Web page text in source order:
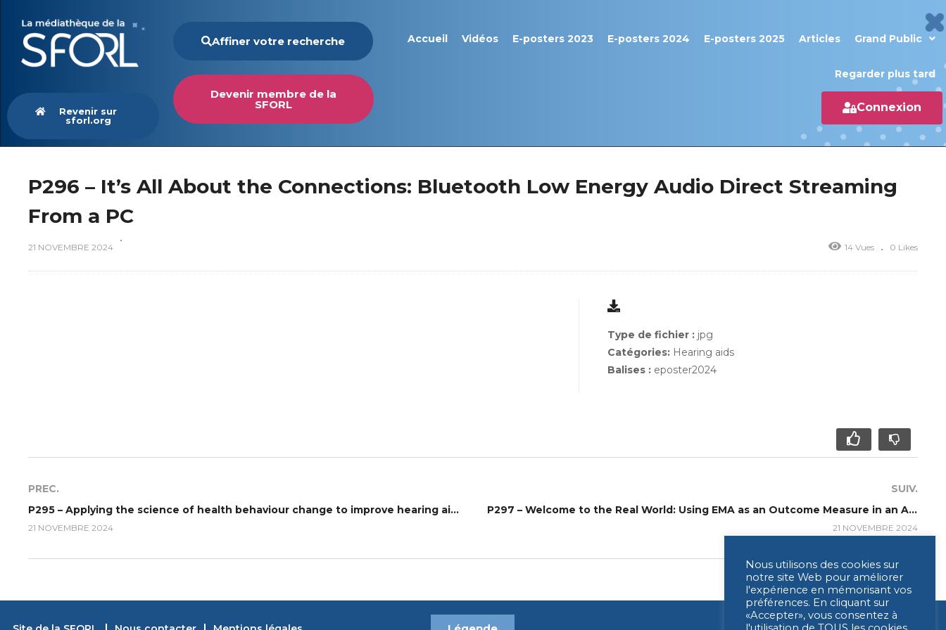
Revenir sur
sforl.org
Affiner votre recherche
Devenir membre de la
SFORL
Accueil Vidéos E-posters 2023 E-posters 2024 E-posters 2025 Articles Grand Public
Regarder plus tard
Connexion
P296 – It’s All About the Connections: Bluetooth Low Energy Audio Direct Streaming
From a PC
21 NOVEMBRE 2024 14 Vues 0 Likes
Type de fichier : jpg
Catégories: Hearing aids
Balises : eposter2024
PREC.
P295 – Applying the science of health behaviour change to improve hearing aid use: from theory to practice
21 NOVEMBRE 2024
SUIV.
P297 – Welcome to the Real World: Using EMA as an Outcome Measure in an Australian Market Trial
21 NOVEMBRE 2024
Nous utilisons des cookies sur
notre site Web pour améliorer
l'expérience en mémorisant vos
préférences. En cliquant sur
«Accepter», vous consentez à